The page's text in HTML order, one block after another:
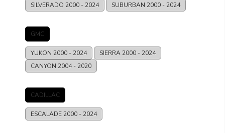
SILVERADO 2000 - 2024 SUBURBAN 2000 - 2024
GMC
YUKON 2000 - 2024 SIERRA 2000 - 2024
CANYON 2004 - 2020
CADILLAC
ESCALADE 2000 - 2024